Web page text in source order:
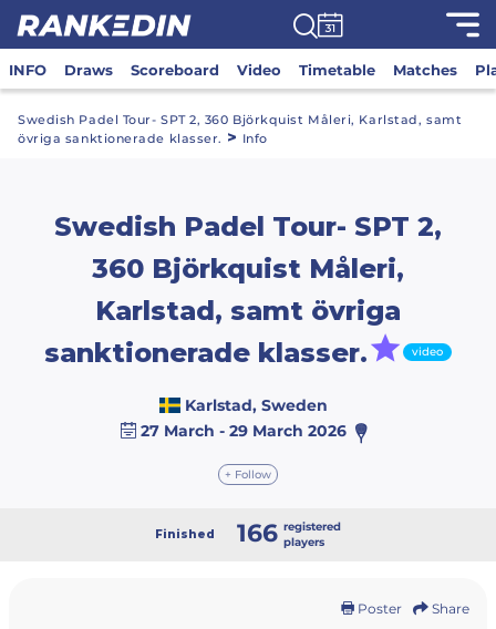
INFO Draws Scoreboard Video Timetable Matches
Swedish Padel Tour- SPT 2, 360 Björkquist Måleri, Karlstad, samt
övriga sanktionerade klasser. > Info
Swedish Padel Tour- SPT 2,
360 Björkquist Måleri,
Karlstad, samt övriga
sanktionerade klasser.
video
Karlstad, Sweden
27 March - 29 March 2026
+ Follow
Finished 166 registered
players
Poster Share